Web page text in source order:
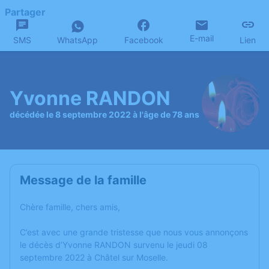
Partager
SMS WhatsApp Facebook E-mail Lien
Yvonne RANDON
décédée le 8 septembre 2022 à l'âge de 78 ans
Message de la famille
Chère famille, chers amis,
C’est avec une grande tristesse que nous vous annonçons
le décès d’Yvonne RANDON survenu le jeudi 08
septembre 2022 à Châtel sur Moselle.